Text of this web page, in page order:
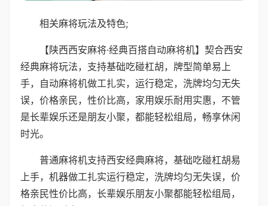
相关麻将玩法及特色;
【陕西西安麻将·经典百搭自动麻将机】契合西安
经典麻将玩法，支持基础吃碰杠胡，牌型简单易上
手，自动麻将机做工扎实，运行稳定，洗牌均匀无失
误，价格亲民，性价比高，家用娱乐耐用实惠，不管
是长辈娱乐还是朋友小聚，都能轻松组局，畅享休闲
时光。
普通麻将机支持西安经典麻将，基础吃碰杠胡易
上手，机器做工扎实运行稳定，洗牌均匀无失误，价
格亲民性价比高，长辈娱乐朋友小聚都能轻松组局，